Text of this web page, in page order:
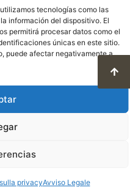
tecnologías como las
información del dispositivo. El
permitirá procesar datos como el
únicas en este sitio.
puede afectar negativamente a
privacyAvviso Legale
Avviso Legale
cookie
dei dati
QuareDesign S.L.